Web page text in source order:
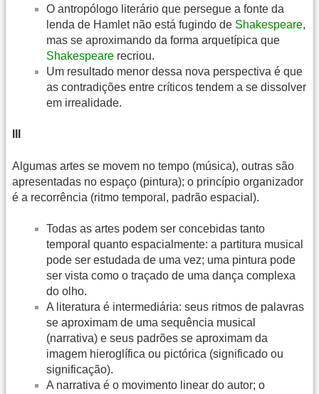
O antropólogo literário que persegue a fonte da
lenda de Hamlet não está fugindo de Shakespeare,
mas se aproximando da forma arquetípica que
Shakespeare recriou.
Um resultado menor dessa nova perspectiva é que
as contradições entre críticos tendem a se dissolver
em irrealidade.
Algumas artes se movem no tempo (música), outras são
apresentadas no espaço (pintura); o princípio organizador
é a recorrência (ritmo temporal, padrão espacial).
Todas as artes podem ser concebidas tanto
temporal quanto espacialmente: a partitura musical
pode ser estudada de uma vez; uma pintura pode
ser vista como o traçado de uma dança complexa
do olho.
A literatura é intermediária: seus ritmos de palavras
se aproximam de uma sequência musical
(narrativa) e seus padrões se aproximam da
imagem hieroglífica ou pictórica (significado ou
significação).
A narrativa é o movimento linear do autor; o